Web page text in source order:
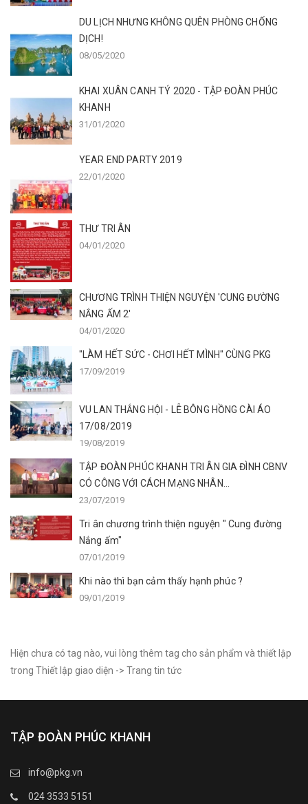
DU LỊCH NHƯNG KHÔNG QUÊN PHÒNG CHỐNG
DỊCH!
08/05/2020
KHAI XUÂN CANH TÝ 2020 - TẬP ĐOÀN PHÚC
KHANH
31/01/2020
YEAR END PARTY 2019
22/01/2020
THƯ TRI ÂN
04/01/2020
CHƯƠNG TRÌNH THIỆN NGUYỆN 'CUNG ĐƯỜNG
NẮNG ẤM 2'
04/01/2020
"LÀM HẾT SỨC - CHƠI HẾT MÌNH" CÙNG PKG
17/09/2019
VU LAN THẮNG HỘI - LỄ BÔNG HỒNG CÀI ÁO
17/08/2019
19/08/2019
TẬP ĐOÀN PHÚC KHANH TRI ÂN GIA ĐÌNH CBNV
CÓ CÔNG VỚI CÁCH MẠNG NHÂN...
23/07/2019
Tri ân chương trình thiện nguyện " Cung đường
Nắng ấm"
07/01/2019
Khi nào thì bạn cảm thấy hạnh phúc ?
09/01/2019
Hiện chưa có tag nào, vui lòng thêm tag cho sản phẩm và thiết lập
trong Thiết lập giao diện -> Trang tin tức
TẬP ĐOÀN PHÚC KHANH
info@pkg.vn
024 3533 5151